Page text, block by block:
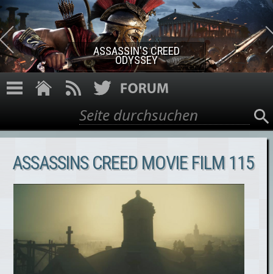
Direkt zum Inhalt
ASSASSIN'S CREED ROGUE
REMASTERED
Suchformular
Suche
ASSASSINS CREED MOVIE FILM 115